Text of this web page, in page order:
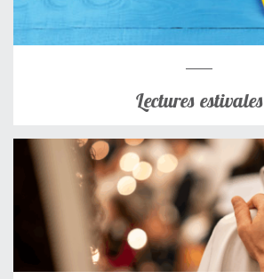
Lectures estivales